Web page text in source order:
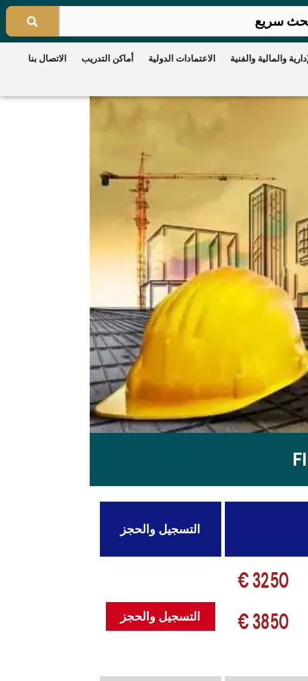
والمالية والفنية الاعتمادات الدولية أماكن التدريب
الاتصال بنا
التسجيل والحجز
3250 €
3850 € التسجيل والحجز